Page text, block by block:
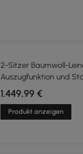
2-Sitzer Baumwoll-
Auszugfunktion und
1.449,99 €
Produkt anzeigen